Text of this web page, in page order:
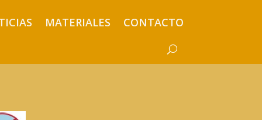
MATERIALES CONTACTO